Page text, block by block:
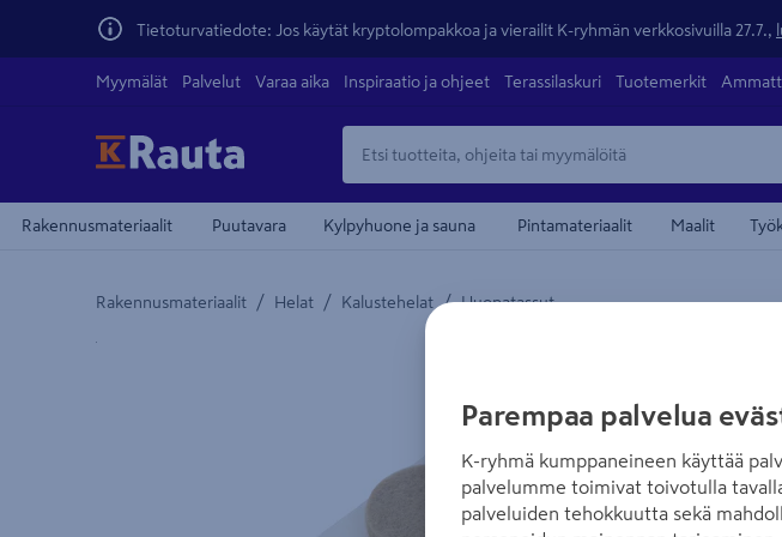
Tietoturvatiedote: Jos käytät kryptolompakkoa ja vierailit K-ryhmän verkkosivuilla 27.7.,
Myymälät Palvelut Varaa aika Inspiraatio ja ohjeet Terassilaskuri Tuotemerkit
Rakennusmateriaalit Puutavara Kylpyhuone ja sauna Pintamateriaalit Maalit
Rakennusmateriaalit / Helat / Kalustehelat / Huopatassut
Yksityiskohtainen kuvaus löytyy Tuotteen kuvaus -maamerkistä
Parempaa palvelua
K-ryhmä kumppaneineen käyttää
palvelumme toimivat toivotulla
palveluiden tehokkuutta sekä